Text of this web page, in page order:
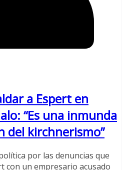
a Espert en
“Es una inmunda
del kirchnerismo”
por las denuncias que
con un empresario acusado